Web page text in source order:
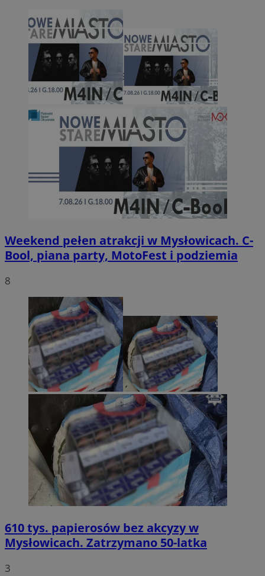
Weekend pełen atrakcji w Mysłowicach. C-
Bool, piana party, MotoFest i podziemia
8
610 tys. papierosów bez akcyzy w
Mysłowicach. Zatrzymano 50-latka
3